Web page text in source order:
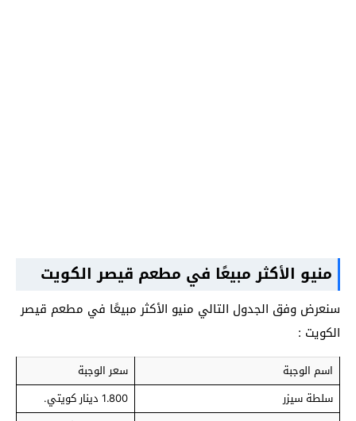
منيو الأكثر مبيعًا في مطعم قيصر الكويت
سنعرض وفق الجدول التالي منيو الأكثر مبيعًا في مطعم قيصر
الكويت :
اسم الوجبة
سعر الوجبة
سلطة سيزر
1.800 دينار كويتي.